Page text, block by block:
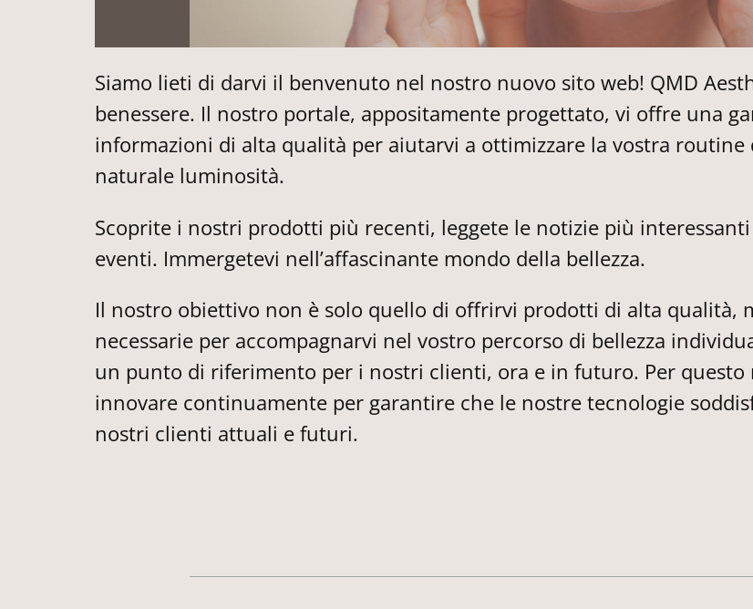
Siamo lieti di darvi il benvenuto nel nostro nuovo sito web! QMD
benessere. Il nostro portale, appositamente progettato, vi offre una
informazioni di alta qualità per aiutarvi a ottimizzare la vostra routine
naturale luminosità.
Scoprite i nostri prodotti più recenti, leggete le notizie più
eventi. Immergetevi nell’affascinante mondo della bellezza.
Il nostro obiettivo non è solo quello di offrirvi prodotti di alta qualità,
necessarie per accompagnarvi nel vostro percorso di bellezza
un punto di riferimento per i nostri clienti, ora e in futuro. Per questo
innovare continuamente per garantire che le nostre tecnologie
nostri clienti attuali e futuri.